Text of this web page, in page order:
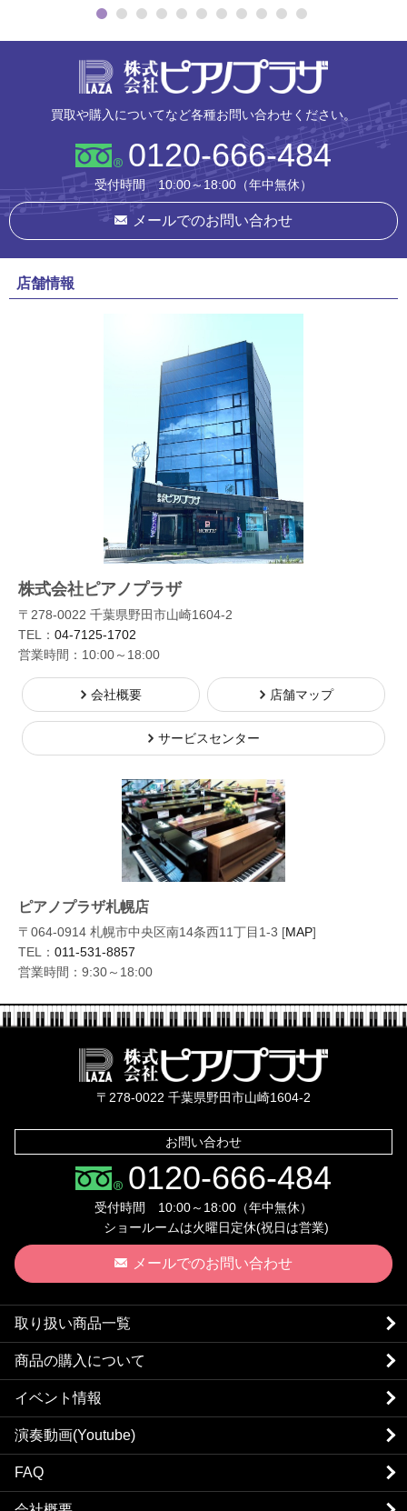
買取や購入についてなど各種お問い合わせください。
0120-666-484
受付時間 10:00～18:00（年中無休）
メールでのお問い合わせ
店舗情報
株式会社ピアノプラザ
〒278-0022 千葉県野田市山崎1604-2
TEL： 04-7125-1702
営業時間：10:00～18:00
会社概要 店舗マップ
サービスセンター
ピアノプラザ札幌店
〒064-0914 札幌市中央区南14条西11丁目1-3 [MAP]
TEL： 011-531-8857
営業時間：9:30～18:00
〒278-0022 千葉県野田市山崎1604-2
お問い合わせ
0120-666-484
受付時間 10:00～18:00（年中無休）
ショールームは火曜日定休(祝日は営業)
メールでのお問い合わせ
取り扱い商品一覧
商品の購入について
イベント情報
演奏動画(Youtube)
FAQ